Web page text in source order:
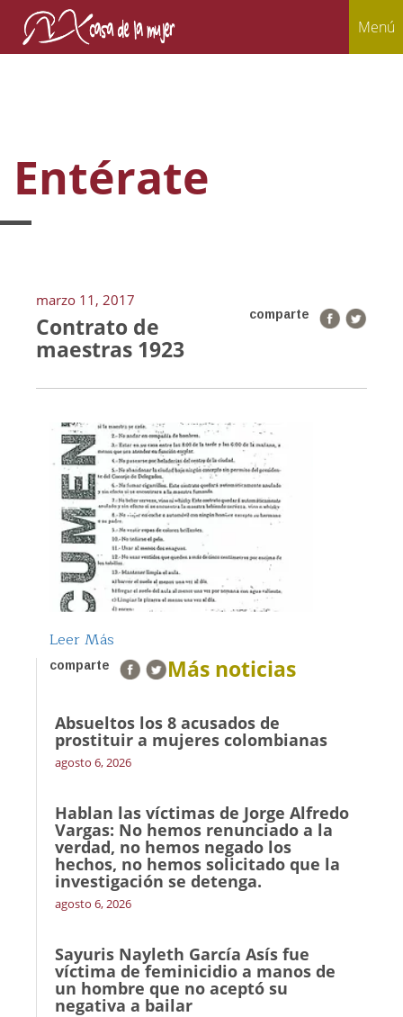
Menú
Entérate
marzo 11, 2017
comparte
Contrato de
maestras 1923
Leer Más
comparte Más noticias
Absueltos los 8 acusados de
prostituir a mujeres colombianas
agosto 6, 2026
Hablan las víctimas de Jorge Alfredo
Vargas: No hemos renunciado a la
verdad, no hemos negado los
hechos, no hemos solicitado que la
investigación se detenga.
agosto 6, 2026
Sayuris Nayleth García Asís fue
víctima de feminicidio a manos de
un hombre que no aceptó su
negativa a bailar